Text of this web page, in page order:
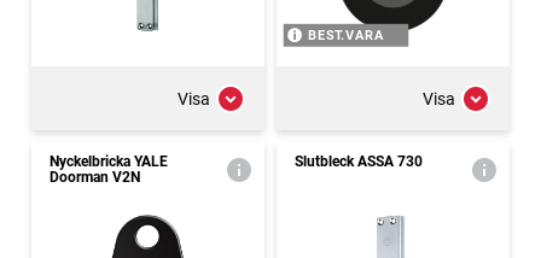
Visa
BEST.VARA
Visa
Nyckelbricka YALE
Doorman V2N
Slutbleck ASSA 730